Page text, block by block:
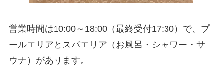
営業時間は10:00～18:00（最終受付17:30）で、プ
ールエリアとスパエリア（お風呂・シャワー・サ
ウナ）があります。